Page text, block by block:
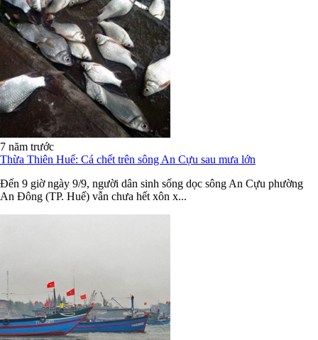
7 năm trước
Thừa Thiên Huế: Cá chết trên sông An Cựu sau mưa lớn
Đến 9 giờ ngày 9/9, người dân sinh sống dọc sông An Cựu phường
An Đông (TP. Huế) vẫn chưa hết xôn x...